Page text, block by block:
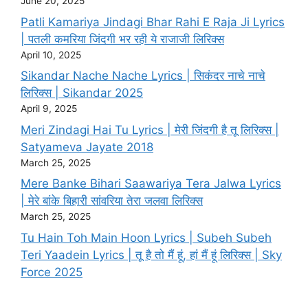
Patli Kamariya Jindagi Bhar Rahi E Raja Ji Lyrics
| पतली कमरिया जिंदगी भर रही ये राजाजी लिरिक्स
April 10, 2025
Sikandar Nache Nache Lyrics | सिकंदर नाचे नाचे
लिरिक्स | Sikandar 2025
April 9, 2025
Meri Zindagi Hai Tu Lyrics | मेरी जिंदगी है तू लिरिक्स |
Satyameva Jayate 2018
March 25, 2025
Mere Banke Bihari Saawariya Tera Jalwa Lyrics
| मेरे बांके बिहारी सांवरिया तेरा जलवा लिरिक्स
March 25, 2025
Tu Hain Toh Main Hoon Lyrics | Subeh Subeh
Teri Yaadein Lyrics | तू है तो मैं हूं, हां मैं हूं लिरिक्स | Sky
Force 2025